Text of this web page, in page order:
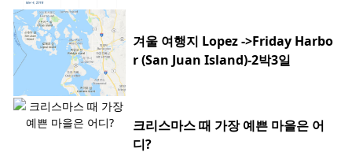
겨울 여행지 Lopez ->Friday Harbo
r (San Juan Island)-2박3일
크리스마스 때 가장 예쁜 마을은 어
디?